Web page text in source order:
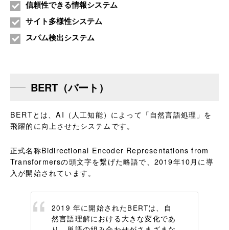
信頼性できる情報システム
サイト多様性システム
スパム検出システム
BERT（バート）
BERTとは、AI（人工知能）によって「自然言語処理」を
飛躍的に向上させたシステムです。
正式名称Bidirectional Encoder Representations from
Transformersの頭文字を繋げた略語で、2019年10月に導
入が開始されています。
2019 年に開始されたBERTは、自
然言語理解における大きな変化であ